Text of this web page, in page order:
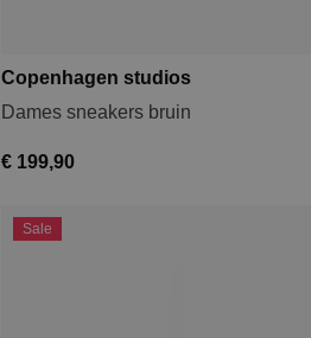
Copenhagen studios
Dames sneakers bruin
€ 199,90
Sale